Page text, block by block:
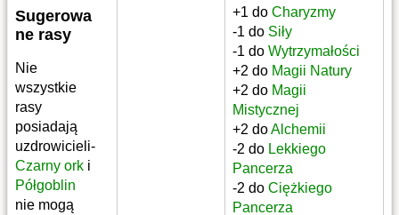
+1 do Charyzmy
-1 do Siły
-1 do Wytrzymałości
+2 do Magii Natury
+2 do Magii
Mistycznej
+2 doAlchemii
-2 do Lekkiego
Pancerza
-2 do Ciężkiego
Pancerza
Sugerowa
ne rasy
Nie
wszystkie
rasy
posiadają
uzdrowicieli-
Czarny ork i
Półgoblin
nie mogą